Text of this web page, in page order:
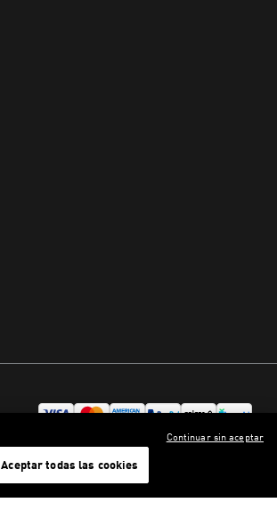
Aceptar todas las cookies
Continuar sin aceptar